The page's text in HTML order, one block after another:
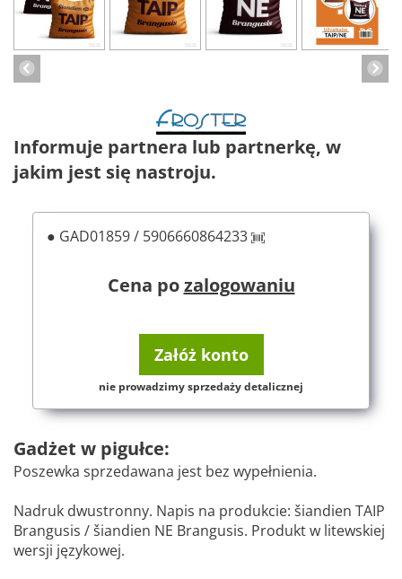
Informuje partnera lub partnerkę, w
jakim jest się nastroju.
● GAD01859 / 5906660864233
Cena pozalogowaniu
Załóż konto
nie prowadzimy sprzedaży detalicznej
Gadżet w pigułce:
Poszewka sprzedawana jest bez wypełnienia.
Nadruk dwustronny. Napis na produkcie: šiandien TAIP
Brangusis / šiandien NE Brangusis. Produkt w litewskiej
wersji językowej.